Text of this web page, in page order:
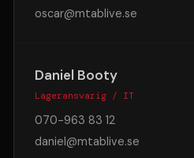
oscar@mtablive.se
Daniel Booty
Lageransvarig / IT
070-963 83 12
daniel@mtablive.se